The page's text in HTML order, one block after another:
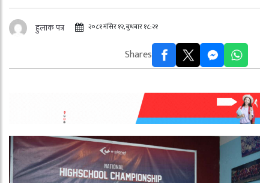
हुलाक पत्र २०८१ मंसिर १२, बुधबार १८:२१
Shares